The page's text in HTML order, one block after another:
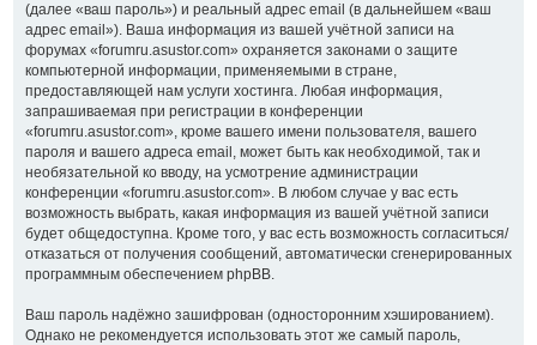
(далее «ваш пароль») и реальный адрес email (в дальнейшем «ваш
адрес email»). Ваша информация из вашей учётной записи на
форумах «forumru.asustor.com» охраняется законами о защите
компьютерной информации, применяемыми в стране,
предоставляющей нам услуги хостинга. Любая информация,
запрашиваемая при регистрации в конференции
«forumru.asustor.com», кроме вашего имени пользователя, вашего
пароля и вашего адреса email, может быть как необходимой, так и
необязательной ко вводу, на усмотрение администрации
конференции «forumru.asustor.com». В любом случае у вас есть
возможность выбрать, какая информация из вашей учётной записи
будет общедоступна. Кроме того, у вас есть возможность согласиться/
отказаться от получения сообщений, автоматически сгенерированных
программным обеспечением phpBB.
Ваш пароль надёжно зашифрован (односторонним хэшированием).
Однако не рекомендуется использовать этот же самый пароль,